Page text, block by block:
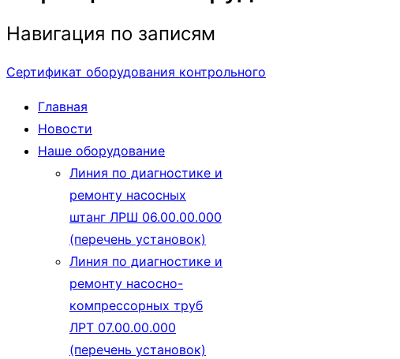
Навигация по записям
Сертификат оборудования контрольного
Главная
Новости
Наше оборудование
Линия по диагностике и
ремонту насосных
штанг ЛРШ 06.00.00.000
(перечень установок)
Линия по диагностике и
ремонту насосно-
компрессорных труб
ЛРТ 07.00.00.000
(перечень установок)